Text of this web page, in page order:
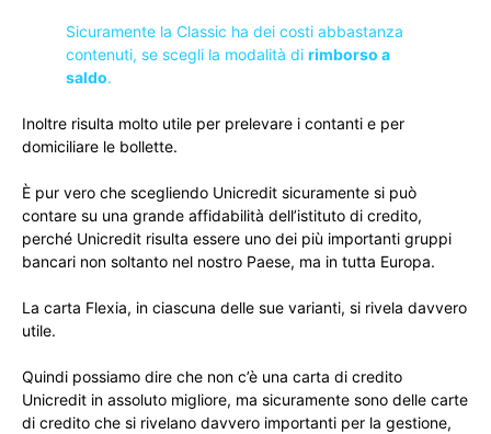
Sicuramente la Classic ha dei costi abbastanza
contenuti, se scegli la modalità di rimborso a
saldo.
Inoltre risulta molto utile per prelevare i contanti e per
domiciliare le bollette.
È pur vero che scegliendo Unicredit sicuramente si può
contare su una grande affidabilità dell’istituto di credito,
perché Unicredit risulta essere uno dei più importanti gruppi
bancari non soltanto nel nostro Paese, ma in tutta Europa.
La carta Flexia, in ciascuna delle sue varianti, si rivela davvero
utile.
Quindi possiamo dire che non c’è una carta di credito
Unicredit in assoluto migliore, ma sicuramente sono delle carte
di credito che si rivelano davvero importanti per la gestione,